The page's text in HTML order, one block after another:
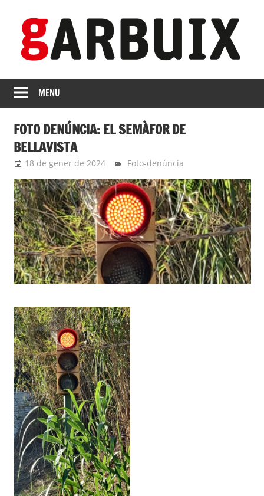
content
GARBUIX
Independent
de
Franqueses
MENU
FOTO DENÚNCIA: EL SEMÀFOR DE
BELLAVISTA
18 de gener de 2024 roger
Foto-denúncia